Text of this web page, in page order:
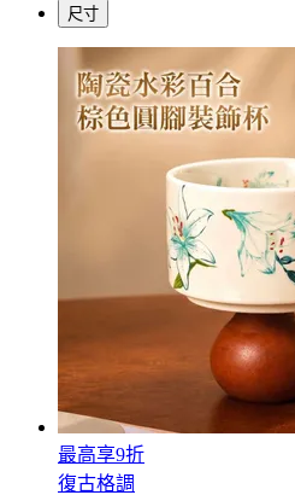
尺寸
最高享9折
復古格調